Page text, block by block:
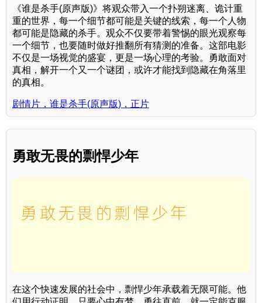
《谁是杀手(原声版)》将观众带入一个扑朔迷离、诡计重
重的世界，每一个细节都可能是关键的线索，每一个人物
都可能是隐藏的杀手。观众不仅要带着警惕的眼光观察每
一个细节，也要随时做好推翻所有猜测的准备。这部电影
不仅是一场视觉的盛宴，更是一场心理的考验。勇敢面对
真相，解开一个又一个谜团，或许才能找到隐藏在角落里
的真相。
剧情片，谁是杀手(原声版)，正片
勇敢无畏的剽悍少年
在这个快速发展的社会中，剽悍少年承载着无限可能。他